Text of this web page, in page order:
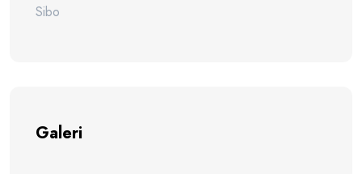
Sibo
Galeri